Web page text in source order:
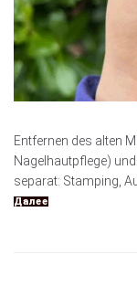
Entfernen des alten
Nagelhautpflege)
separat: Stamping,
Далее